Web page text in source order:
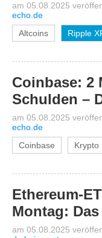
am 05.08.2025
echo.de
Altcoins
Ripple
Coinbase: 2
Schulden –
am 05.08.2025
echo.de
Coinbase
Krypto
Ethereum-
Montag:
am 05.08.2025